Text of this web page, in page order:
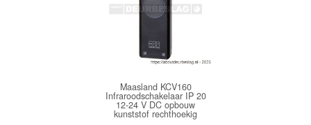
Maasland KCV160
Infraroodschakelaar IP 20
12-24 V DC opbouw
kunststof rechthoekig